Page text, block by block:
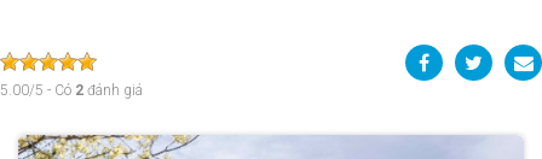
5.00/5 - Có 2 đánh giá